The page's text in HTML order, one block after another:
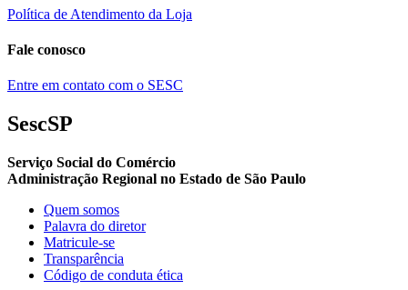
Política de Atendimento da Loja
Fale conosco
Entre em contato com o SESC
SescSP
Serviço Social do Comércio
Administração Regional no Estado de São Paulo
Quem somos
Palavra do diretor
Matricule-se
Transparência
Código de conduta ética